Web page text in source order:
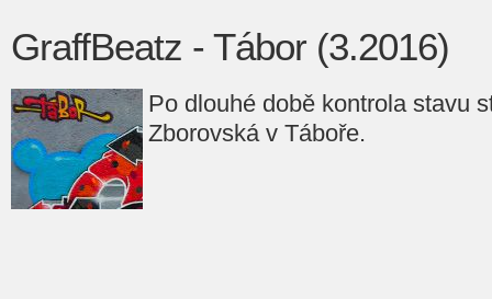
GraffBeatz - Tábor (3.2016)
Po dlouhé době kontrola stavu
Zborovská v Táboře.